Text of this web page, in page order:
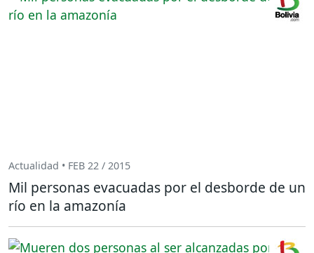
Actualidad • FEB 22 / 2015
Mil personas evacuadas por el desborde de un
río en la amazonía